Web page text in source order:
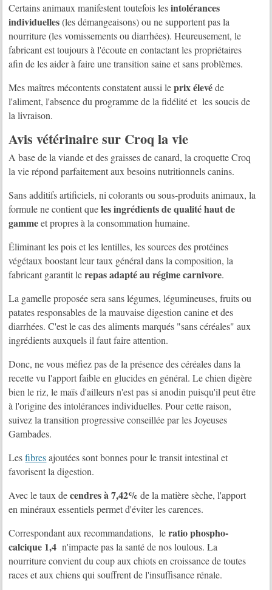
Certains animaux manifestent toutefois lesintolérances
individuelles(les démangeaisons) ou ne supportent pas la
nourriture (les vomissements ou diarrhées). Heureusement, le
fabricant est toujours à l'écoute en contactant les propriétaires
afin de les aider à faire une transition saine et sans problèmes.
Mes maîtres mécontents constatent aussi leprix élevéde
l'aliment, l'absence du programme de la fidélité et les soucis de
la livraison.
Avis vétérinaire sur Croq la vie
A base de la viande et des graisses de canard, la croquette Croq
la vie répond parfaitement aux besoins nutritionnels canins.
Sans additifs artificiels, ni colorants ou sous-produits animaux, la
formule ne contient queles ingrédients de qualité haut de
gammeet propres à la consommation humaine.
Éliminant les pois et les lentilles, les sources des protéines
végétaux boostant leur taux général dans la composition, la
fabricant garantit lerepas adapté au régime carnivore.
La gamelle proposée sera sans légumes, légumineuses, fruits ou
patates responsables de la mauvaise digestion canine et des
diarrhées. C'est le cas des aliments marqués "sans céréales" aux
ingrédients auxquels il faut faire attention.
Donc, ne vous méfiez pas de la présence des céréales dans la
recette vu l'apport faible en glucides en général. Le chien digère
bien le riz, le maïs d'ailleurs n'est pas si anodin puisqu'il peut être
à l'origine des intolérances individuelles. Pour cette raison,
suivez la transition progressive conseillée par les Joyeuses
Gambades.
Lesfibresajoutées sont bonnes pour le transit intestinal et
favorisent la digestion.
Avec le taux decendres à 7,42% de la matière sèche, l'apport
en minéraux essentiels permet d'éviter les carences.
Correspondant aux recommandations, leratio phospho-
calcique 1,4 n'impacte pas la santé de nos loulous. La
nourriture convient du coup aux chiots en croissance de toutes
races et aux chiens qui souffrent de l'insuffisance rénale.